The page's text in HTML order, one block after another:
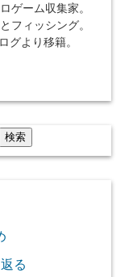
ゲーム収集家。
フィッシング。
グより移籍。
る